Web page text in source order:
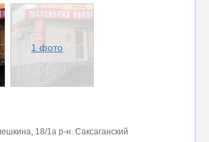
1 фото
18/1а р-н. Саксаганский